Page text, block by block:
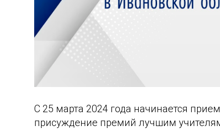
С 25 марта 2024 года начинается
присуждение премий лучшим